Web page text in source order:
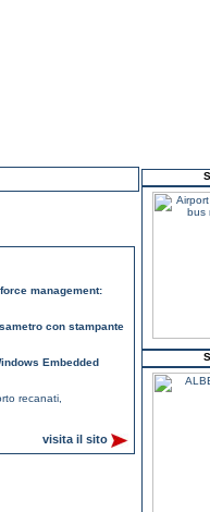
management:
con stampante
Embedded
recanati
visita il sito